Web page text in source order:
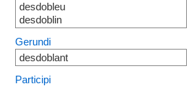
desdobleu
desdoblin
Gerundi
desdoblant
Participi